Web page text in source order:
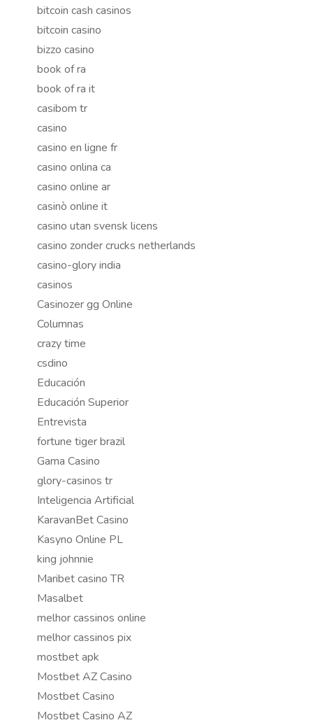
bitcoin cash casinos
bitcoin casino
bizzo casino
book of ra
book of ra it
casibom tr
casino
casino en ligne fr
casino onlina ca
casino online ar
casinò online it
casino utan svensk licens
casino zonder crucks netherlands
casino-glory india
casinos
Casinozer gg Online
Columnas
crazy time
csdino
Educación
Educación Superior
Entrevista
fortune tiger brazil
Gama Casino
glory-casinos tr
Inteligencia Artificial
KaravanBet Casino
Kasyno Online PL
king johnnie
Maribet casino TR
Masalbet
melhor cassinos online
melhor cassinos pix
mostbet apk
Mostbet AZ Casino
Mostbet Casino
Mostbet Casino AZ